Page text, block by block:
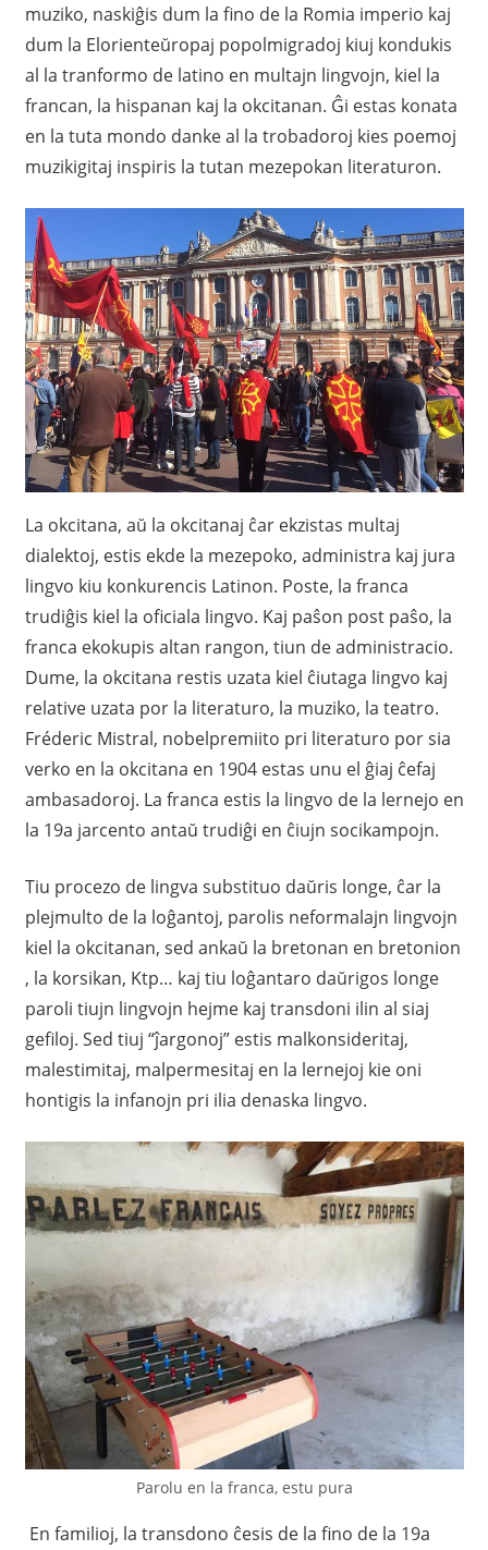
muziko, naskiĝis dum la fino de la Romia imperio kaj
dum la Elorienteŭropaj popolmigradoj kiuj kondukis
al la tranformo de latino en multajn lingvojn, kiel la
francan, la hispanan kaj la okcitanan. Ĝi estas konata
en la tuta mondo danke al la trobadoroj kies poemoj
muzikigitaj inspiris la tutan mezepokan literaturon.
La okcitana, aŭ la okcitanaj ĉar ekzistas multaj
dialektoj, estis ekde la mezepoko, administra kaj jura
lingvo kiu konkurencis Latinon. Poste, la franca
trudiĝis kiel la oficiala lingvo. Kaj paŝon post paŝo, la
franca ekokupis altan rangon, tiun de administracio.
Dume, la okcitana restis uzata kiel ĉiutaga lingvo kaj
relative uzata por la literaturo, la muziko, la teatro.
Fréderic Mistral, nobelpremiito pri literaturo por sia
verko en la okcitana en 1904 estas unu el ĝiaj ĉefaj
ambasadoroj. La franca estis la lingvo de la lernejo en
la 19a jarcento antaŭ trudiĝi en ĉiujn socikampojn.
Tiu procezo de lingva substituo daŭris longe, ĉar la
plejmulto de la loĝantoj, parolis neformalajn lingvojn
kiel la okcitanan, sed ankaŭ la bretonan en bretonion
, la korsikan, Ktp… kaj tiu loĝantaro daŭrigos longe
paroli tiujn lingvojn hejme kaj transdoni ilin al siaj
gefiloj. Sed tiuj “ĵargonoj” estis malkonsideritaj,
malestimitaj, malpermesitaj en la lernejoj kie oni
hontigis la infanojn pri ilia denaska lingvo.
Parolu en la franca, estu pura
En familioj, la transdono ĉesis de la fino de la 19a